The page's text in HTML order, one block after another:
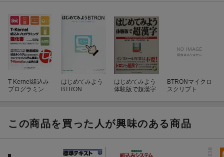
T-Kernel組込み
プログラミング
はじめてみよう
BTRON
はじめてみよう
体験版で超漢字
BTRONマイクロ
スクリプト
この商品を買った人が興味のある商品